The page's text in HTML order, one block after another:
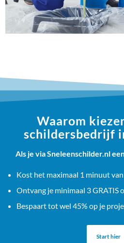
Waarom
schildersbedrijf
Als je via Sneleenschilder.nl
Kost het maximaal 1 minuut
Ontvang je minimaal 3 GRATIS
Bespaart tot wel 45% op je
Start hier